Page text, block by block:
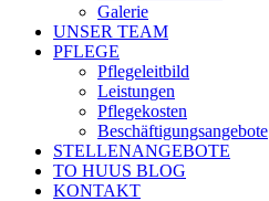
Galerie
UNSER TEAM
PFLEGE
Pflegeleitbild
Leistungen
Pflegekosten
Beschäftigungsangebote
STELLENANGEBOTE
TO HUUS BLOG
KONTAKT